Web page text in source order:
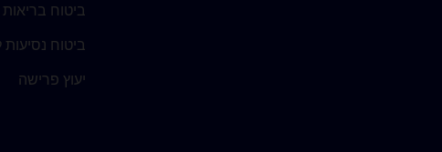
ביטוח בריאות
ביטוח נסיעות
יעוץ פרישה